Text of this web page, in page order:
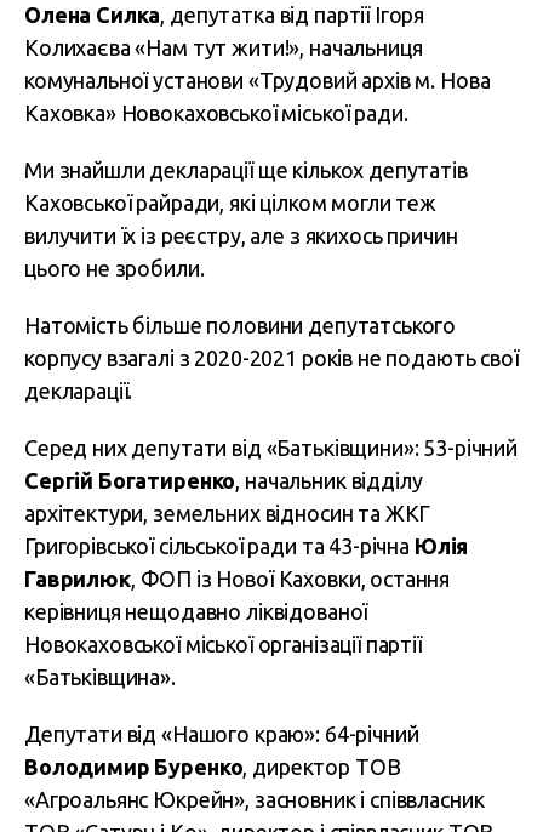
Олена Силка , депутатка від партії Ігоря
Колихаєва «Нам тут жити!», начальниця
комунальної установи «Трудовий архів м. Нова
Каховка» Новокаховської міської ради.
Ми знайшли декларації ще кількох депутатів
Каховської райради, які цілком могли теж
вилучити їх із реєстру, але з якихось причин
цього не зробили.
Натомість більше половини депутатського
корпусу взагалі з 2020-2021 років не подають свої
декларації.
Серед них депутати від «Батьківщини»: 53-річний
Сергій Богатиренко , начальник відділу
архітектури, земельних відносин та ЖКГ
Григорівської сільської ради та 43-річна Юлія
Гаврилюк, ФОП із Нової Каховки, остання
керівниця нещодавно ліквідованої
Новокаховської міської організації партії
«Батьківщина».
Депутати від «Нашого краю»: 64-річний
Володимир Буренко , директор ТОВ
«Агроальянс Юкрейн», засновник і співвласник